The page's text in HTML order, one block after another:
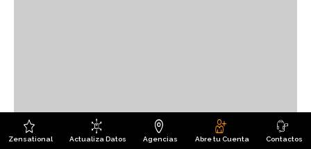
Zensational Actualiza Datos Agencias Abre tu Cuenta Contactos